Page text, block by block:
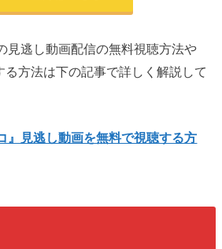
見逃し動画配信の無料視聴方法や
る方法は下の記事で詳しく解説して
』見逃し動画を無料で視聴する方